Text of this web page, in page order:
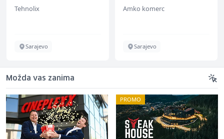
Tehnolix
Sarajevo
Amko komerc
Sarajevo
Možda vas zanima
PROMO